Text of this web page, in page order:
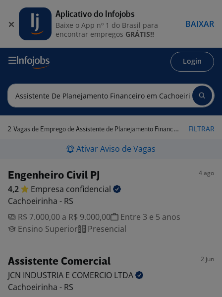
Login
2 Vagas de Emprego de Assistente de Planejamento Financeiro em Cachoeirinha - RS FILTRAR
Ativar Aviso de Vagas
Engenheiro Civil PJ 4 ago
4,2 Empresa confidencial
Cachoeirinha - RS
R$ 7.000,00 a R$ 9.000,00
Entre 3 e 5 anos
Ensino Superior
Presencial
Assistente Comercial 2 jun
JCN INDUSTRIA E COMERCIO LTDA
Cachoeirinha - RS
Aplicativo do Infojobs
Baixe o App nº 1 do Brasil para
encontrar empregos GRÁTIS!!
BAIXAR